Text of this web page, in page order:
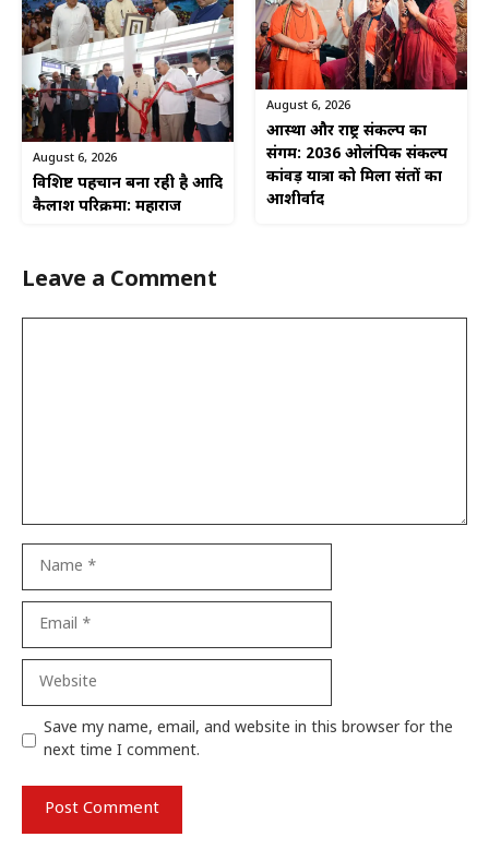
August 6, 2026
विशिष्ट पहचान बना रही है आदि
कैलाश परिक्रमा: महाराज
August 6, 2026
आस्था और राष्ट्र संकल्प का
संगम: 2036 ओलंपिक संकल्प
कांवड़ यात्रा को मिला संतों का
आशीर्वाद
Leave a Comment
Website
Save my name, email, and website in this browser for the
next time I comment.